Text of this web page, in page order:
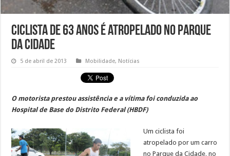
Ciclista de 63 anos é atropelado no Parque
da Cidade
5 de abril de 2013 Mobilidade, Notícias
O motorista prestou assistência e a vítima foi conduzida ao
Hospital de Base do Distrito Federal (HBDF)
Um ciclista foi
atropelado por um carro
no Parque da Cidade, no